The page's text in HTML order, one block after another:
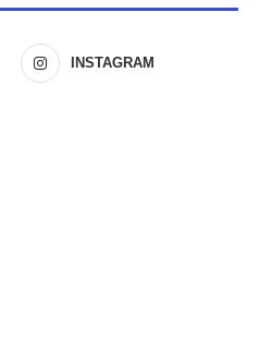
INSTAGRAM